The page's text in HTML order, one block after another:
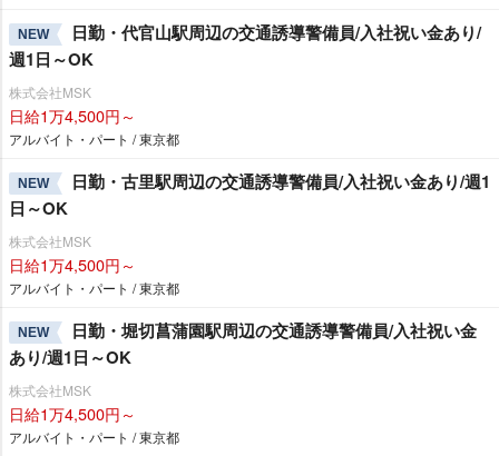
NEW
日勤・代官山駅周辺の交通誘導警備員/入社祝い金あり/
週1日～OK
株式会社MSK
日給1万4,500円～
アルバイト・パート / 東京都
NEW
日勤・古里駅周辺の交通誘導警備員/入社祝い金あり/週1
日～OK
株式会社MSK
日給1万4,500円～
アルバイト・パート / 東京都
NEW
日勤・堀切菖蒲園駅周辺の交通誘導警備員/入社祝い金
あり/週1日～OK
株式会社MSK
日給1万4,500円～
アルバイト・パート / 東京都